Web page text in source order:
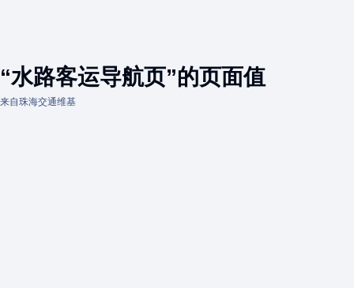
“水路客运导航页”的页面值
来自珠海交通维基